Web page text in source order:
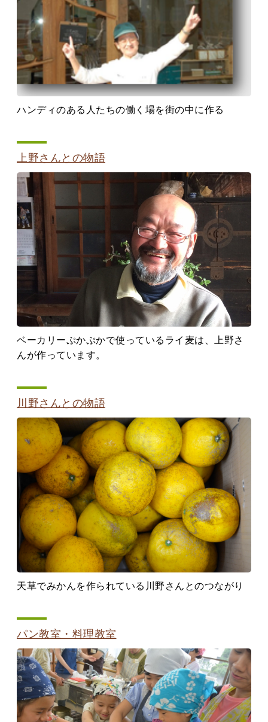
ハンディのある人たちの働く場を街の中に作る
上野さんとの物語
ベーカリーぷかぷかで使っているライ麦は、上野さ
んが作っています。
川野さんとの物語
天草でみかんを作られている川野さんとのつながり
パン教室・料理教室